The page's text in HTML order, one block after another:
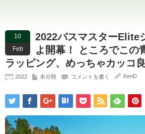
10
Feb
2022バスマスターElite
よ開幕！ ところでこの
ラッピング、めっちゃカッコ
2022 未分類 コメントを書く KenD